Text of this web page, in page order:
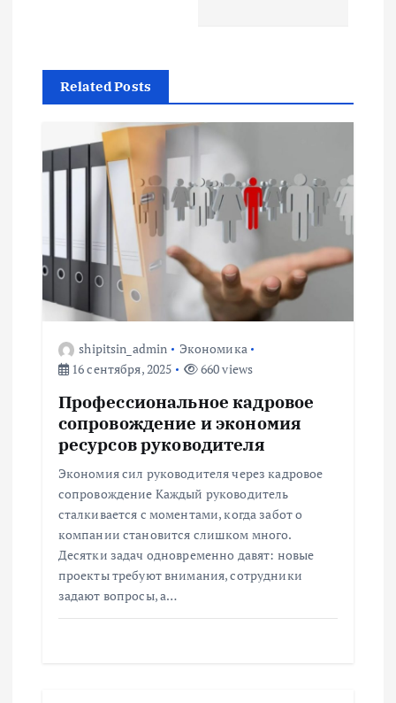
и
я
п
з
а
Related Posts
shipitsin_admin
Экономика
16 сентября, 2025
660 views
Профессиональное кадровое
сопровождение и экономия
ресурсов руководителя
Экономия сил руководителя через кадровое
сопровождение Каждый руководитель
сталкивается с моментами, когда забот о
компании становится слишком много.
Десятки задач одновременно давят: новые
проекты требуют внимания, сотрудники
задают вопросы, а…